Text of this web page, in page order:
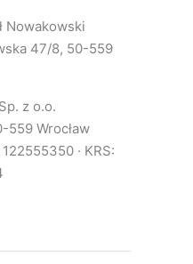
Nowakowski
47/8, 50-559
z o.o.
Wrocław
· KRS: